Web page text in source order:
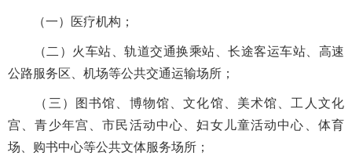
（一）医疗机构；
（二）火车站、轨道交通换乘站、长途客运车站、高速
公路服务区、机场等公共交通运输场所；
（三）图书馆、博物馆、文化馆、美术馆、工人文化
宫、青少年宫、市民活动中心、妇女儿童活动中心、体育
场、购书中心等公共文体服务场所；